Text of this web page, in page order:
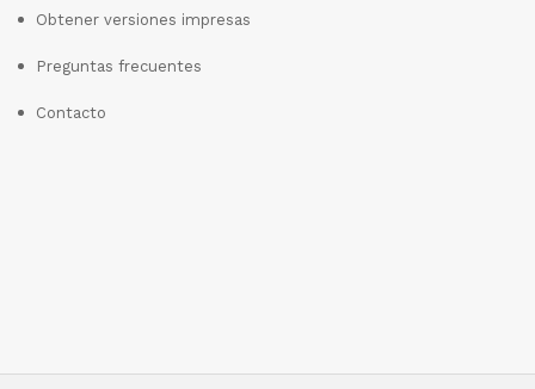
Obtener versiones impresas
Preguntas frecuentes
Contacto